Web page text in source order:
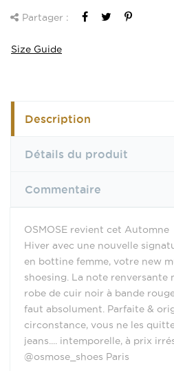
Partager :
Size Guide
Description
Détails du produit
Commentaire
OSMOSE revient cet Automne
Hiver avec une nouvelle
en bottine femme, votre new
shoesing. La note renversante
robe de cuir noir à bande
faut absolument. Parfaite &
circonstance, vous ne les
jeans.... intemporelle, à prix
@osmose_shoes Paris